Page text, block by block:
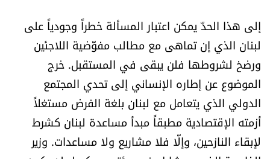
إلى هذا الحدّ يمكن اعتبار المسألة خطراً وجودياً على
لبنان الذي إن تماهى مع مطالب مفوّضية اللاجئين
ورضخ لشروطها فلن يبقى في المستقبل. خرج
الموضوع عن إطاره الإنساني إلى تحدي المجتمع
الدولي الذي يتعامل مع لبنان بلغة الفرض مستغلاً
أزمته الإقتصادية مطبقاً مبدأ مساعدة لبنان كشرط
لإبقاء النازحين، وإلّا فلا مشاريع ولا مساعدات. وزير